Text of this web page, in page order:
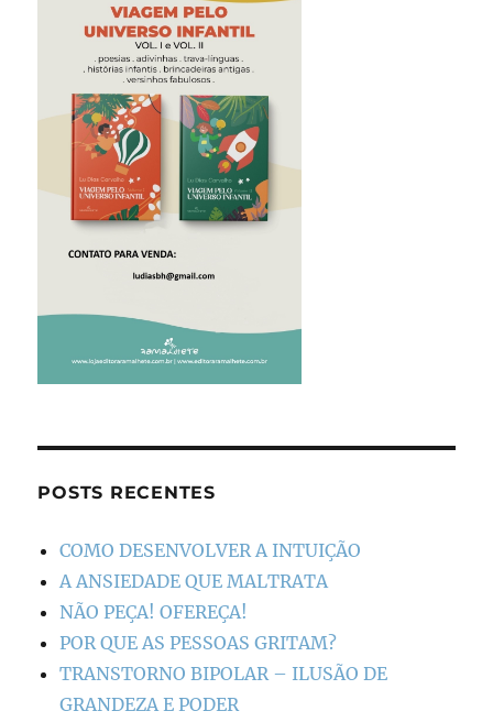
POSTS RECENTES
COMO DESENVOLVER A INTUIÇÃO
A ANSIEDADE QUE MALTRATA
NÃO PEÇA! OFEREÇA!
POR QUE AS PESSOAS GRITAM?
TRANSTORNO BIPOLAR – ILUSÃO DE
GRANDEZA E PODER